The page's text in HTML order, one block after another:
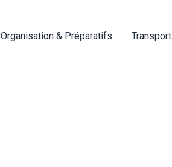
Organisation & Préparatifs Transport